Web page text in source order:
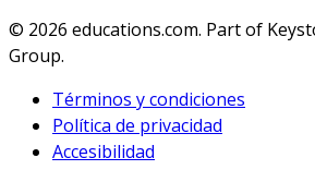
© 2026 educations.com. Part of
Group.
Términos y condiciones
Política de privacidad
Accesibilidad